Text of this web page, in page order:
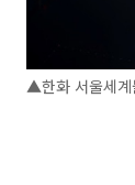
▲한화 서울세계